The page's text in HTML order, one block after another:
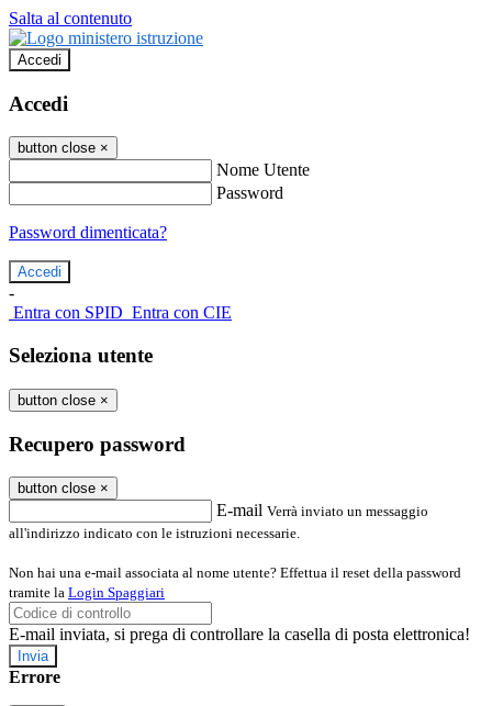
Salta al contenuto
Accedi
Accedi
button close ×
Nome Utente
Password
Password dimenticata?
-
Entra con SPID Entra con CIE
Seleziona utente
button close ×
Recupero password
button close ×
E-mail Verrà inviato un messaggio
all'indirizzo indicato con le istruzioni necessarie.
Non hai una e-mail associata al nome utente? Effettua il reset della password
tramite la Login Spaggiari
E-mail inviata, si prega di controllare la casella di posta elettronica!
Errore